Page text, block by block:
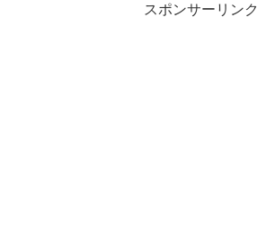
スポンサーリンク